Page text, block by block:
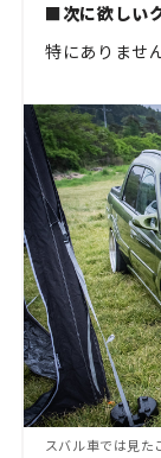
■次に欲しい
特にありません
スバル車では見た